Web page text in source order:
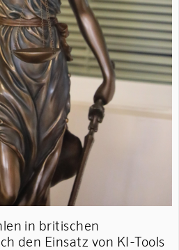
in britischen
den Einsatz von KI-Tools